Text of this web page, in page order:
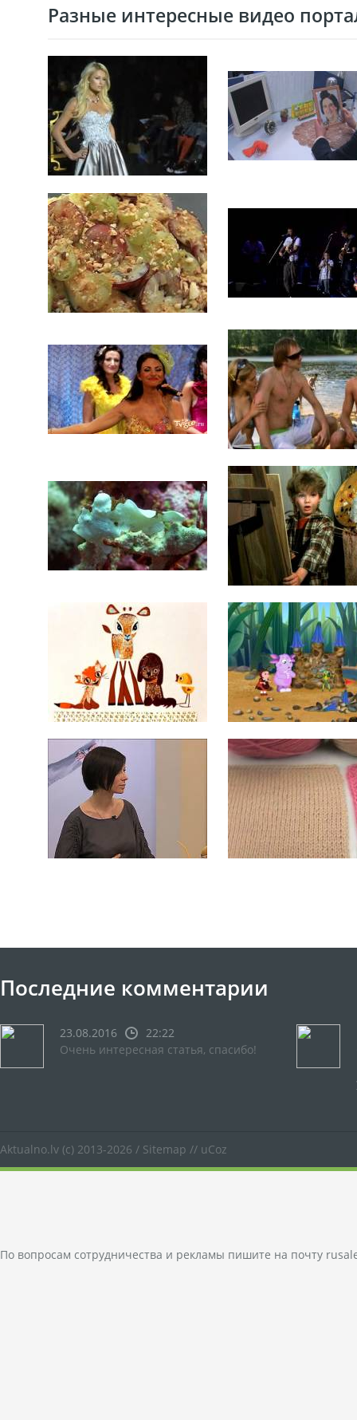
Разные интересные видео
Последние комментарии
23.08.2016
22:22
Очень интересная статья, спасибо!
Aktualno.lv (c) 2013-2026 / Sitemap // uCoz
По вопросам сотрудничества и рекламы пишите на почту